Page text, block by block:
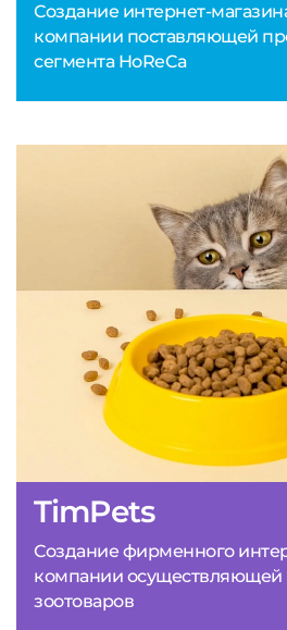
Создание интернет-
компании поставляющей
сегмента HoReCa
TimPets
Создание фирменного
компании
зоотоваров